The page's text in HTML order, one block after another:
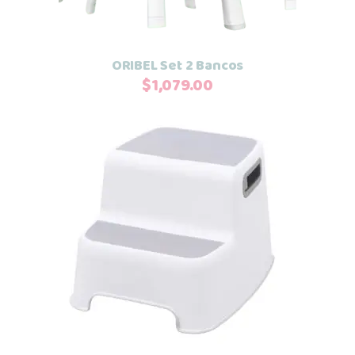
ORIBEL Set 2 Bancos
$1,079.00
Añadir al carrito